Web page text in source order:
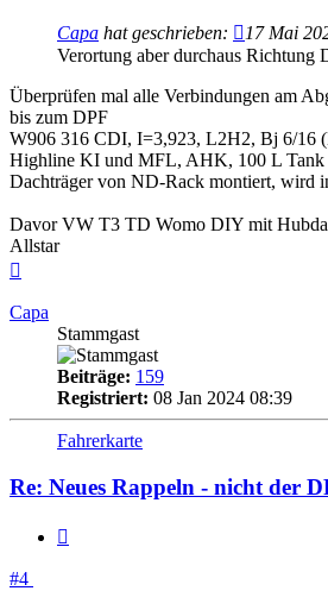
Capa hat geschrieben: 17 Mai
Verortung aber durchaus Richtung
Überprüfen mal alle Verbindungen am
bis zum DPF
W906 316 CDI, I=3,923, L2H2, Bj 6/16
Highline KI und MFL, AHK, 100 L Tank
Dachträger von ND-Rack montiert, wird
Davor VW T3 TD Womo DIY mit
Allstar
Capa
Stammgast
Beiträge: 159
Registriert: 08 Jan 2024 08:39
Fahrerkarte
Re: Neues Rappeln - nicht der
#4